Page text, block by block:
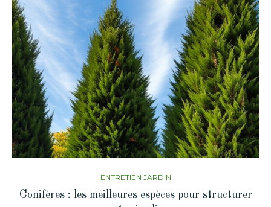
ENTRETIEN JARDIN
Conifères : les meilleures espèces pour structurer